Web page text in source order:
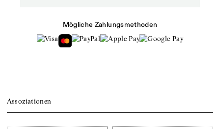
Mögliche Zahlungsmethoden
Assoziationen